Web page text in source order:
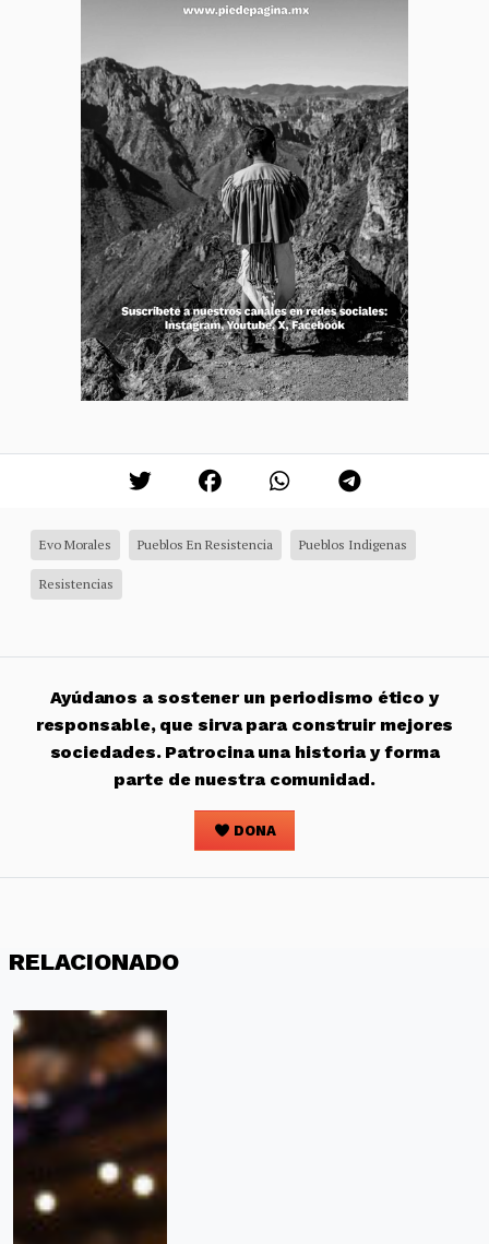
Evo Morales Pueblos En Resistencia Pueblos Indigenas
Resistencias
Ayúdanos a sostener un periodismo ético y
responsable, que sirva para construir mejores
sociedades. Patrocina una historia y forma
parte de nuestra comunidad.
DONA
RELACIONADO